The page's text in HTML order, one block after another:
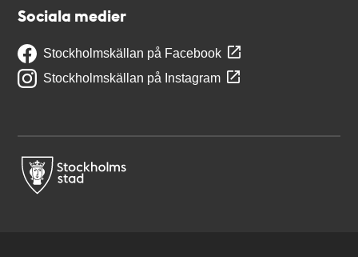
Sociala medier
Stockholmskällan på Facebook
Stockholmskällan på Instagram